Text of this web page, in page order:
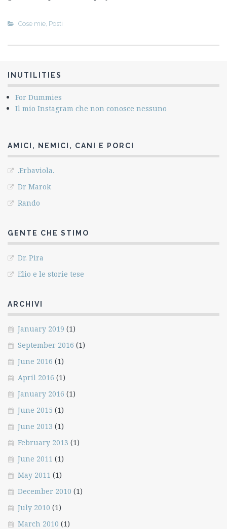
Cose mie, Posti
INUTILITIES
For Dummies
Il mio Instagram che non conosce nessuno
AMICI, NEMICI, CANI E PORCI
.Erbaviola.
Dr Marok
Rando
GENTE CHE STIMO
Dr. Pira
Elio e le storie tese
ARCHIVI
January 2019 (1)
September 2016 (1)
June 2016 (1)
April 2016 (1)
January 2016 (1)
June 2015 (1)
June 2013 (1)
February 2013 (1)
June 2011 (1)
May 2011 (1)
December 2010 (1)
July 2010 (1)
March 2010 (1)